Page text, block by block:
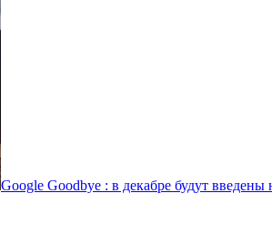
Google Goodbye : в декабре будут